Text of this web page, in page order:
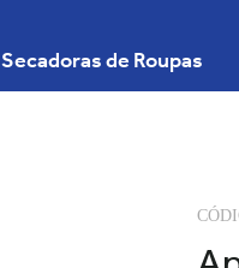
Secadoras de Roupas